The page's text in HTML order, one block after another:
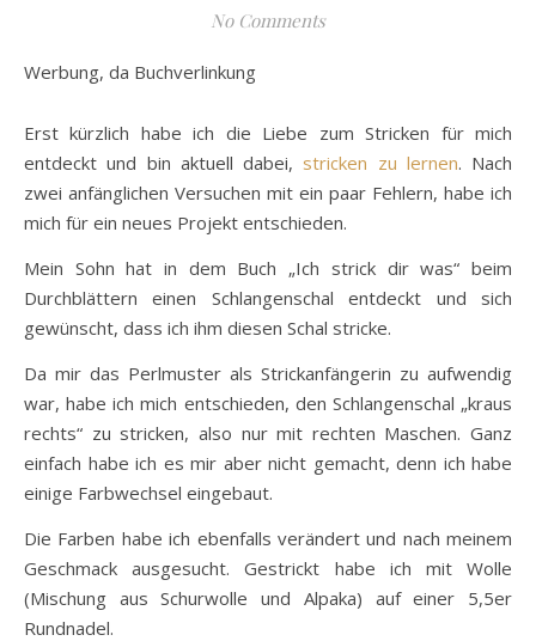
No Comments
Werbung, da Buchverlinkung
Erst kürzlich habe ich die Liebe zum Stricken für mich
entdeckt und bin aktuell dabei, stricken zu lernen. Nach
zwei anfänglichen Versuchen mit ein paar Fehlern, habe ich
mich für ein neues Projekt entschieden.
Mein Sohn hat in dem Buch „Ich strick dir was“ beim
Durchblättern einen Schlangenschal entdeckt und sich
gewünscht, dass ich ihm diesen Schal stricke.
Da mir das Perlmuster als Strickanfängerin zu aufwendig
war, habe ich mich entschieden, den Schlangenschal „kraus
rechts“ zu stricken, also nur mit rechten Maschen. Ganz
einfach habe ich es mir aber nicht gemacht, denn ich habe
einige Farbwechsel eingebaut.
Die Farben habe ich ebenfalls verändert und nach meinem
Geschmack ausgesucht. Gestrickt habe ich mit Wolle
(Mischung aus Schurwolle und Alpaka) auf einer 5,5er
Rundnadel.